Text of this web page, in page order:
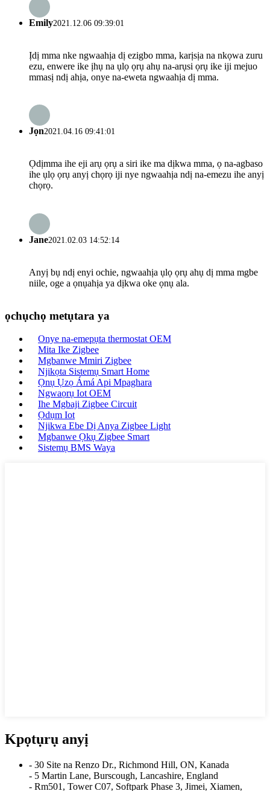
Emily2021.12.06 09:39:01
Ịdị mma nke ngwaahịa dị ezigbo mma, karịsịa na nkọwa zuru
ezu, enwere ike ịhụ na ụlọ ọrụ ahụ na-arụsi ọrụ ike iji mejuo
mmasị ndị ahịa, onye na-eweta ngwaahịa dị mma.
Jọn2021.04.16 09:41:01
Ọdịmma ihe eji arụ ọrụ a siri ike ma dịkwa mma, ọ na-agbaso
ihe ụlọ ọrụ anyị chọrọ iji nye ngwaahịa ndị na-emezu ihe anyị
chọrọ.
Jane2021.02.03 14:52:14
Anyị bụ ndị enyi ochie, ngwaahịa ụlọ ọrụ ahụ dị mma mgbe
niile, oge a ọnụahịa ya dịkwa oke ọnụ ala.
ọchụchọ metụtara ya
Onye na-emepụta thermostat OEM
Mita Ike Zigbee
Mgbanwe Mmiri Zigbee
Njikọta Sistemụ Smart Home
Ọnụ Ụzọ Ámá Api Mpaghara
Ngwaọrụ Iot OEM
Ihe Mgbaji Zigbee Circuit
Ọdụm Iot
Njikwa Ebe Dị Anya Zigbee Light
Mgbanwe Ọkụ Zigbee Smart
Sistemụ BMS Waya
Kpọtụrụ anyị
- 30 Site na Renzo Dr., Richmond Hill, ON, Kanada
- 5 Martin Lane, Burscough, Lancashire, England
- Rm501, Tower C07, Softpark Phase 3, Jimei, Xiamen,